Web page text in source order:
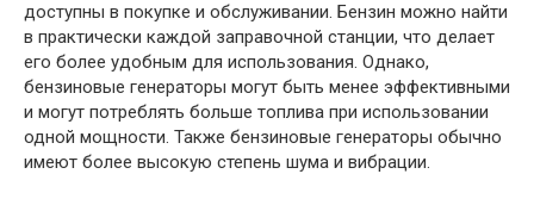
доступны в покупке и обслуживании. Бензин можно найти
в практически каждой заправочной станции, что делает
его более удобным для использования. Однако,
бензиновые генераторы могут быть менее эффективными
и могут потреблять больше топлива при использовании
одной мощности. Также бензиновые генераторы обычно
имеют более высокую степень шума и вибрации.